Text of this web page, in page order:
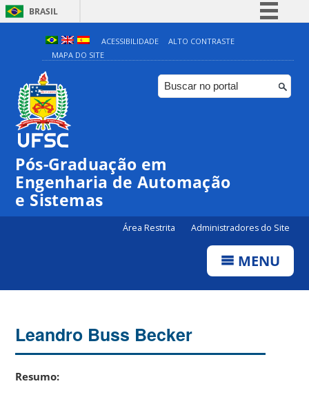
BRASIL
Simplifique!
Comunica BR
Participe
ACESSIBILIDADE
ALTO CONTRASTE
MAPA DO SITE
Pós-Graduação em
Engenharia de Automação
e Sistemas
Área Restrita Administradores do Site
MENU
Leandro Buss Becker
Resumo: